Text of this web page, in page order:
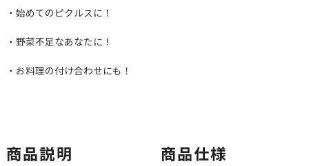
・始めてのピクルスに！
・野菜不足なあなたに！
・お料理の付け合わせにも！
商品説明 商品仕様